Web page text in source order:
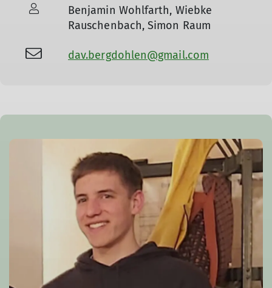
Benjamin Wohlfarth, Wiebke
Rauschenbach, Simon Raum
dav.bergdohlen@gmail.com